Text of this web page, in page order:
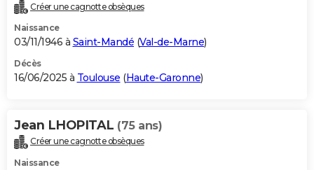
Créer une cagnotte obsèques
Naissance
03/11/1946 à Saint-Mandé (Val-de-Marne)
Décès
16/06/2025 à Toulouse (Haute-Garonne)
Jean LHOPITAL (75 ans)
Créer une cagnotte obsèques
Naissance